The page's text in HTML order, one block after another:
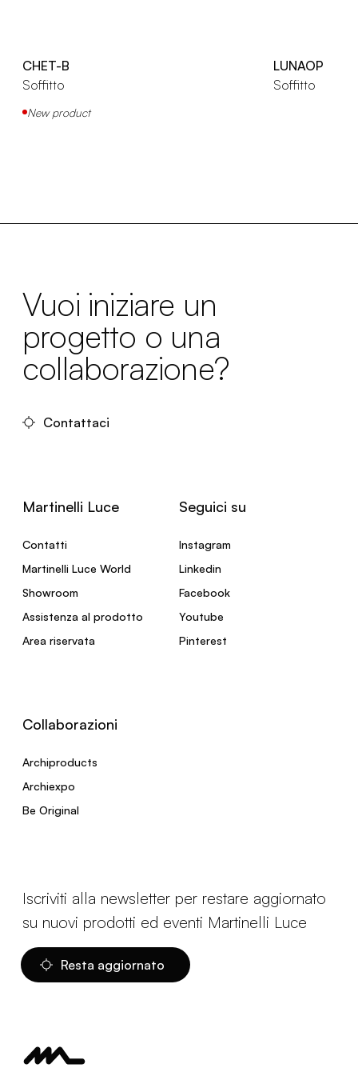
CHET-B
Soffitto
New product
LUNAOP
Soffitto
Vuoi iniziare un
progetto o una
collaborazione?
Contattaci
Martinelli Luce
Contatti
Martinelli Luce World
Showroom
Assistenza al prodotto
Area riservata
Seguici su
Instagram
Linkedin
Facebook
Youtube
Pinterest
Collaborazioni
Archiproducts
Archiexpo
Be Original
Iscriviti alla newsletter per restare aggiornato
su nuovi prodotti ed eventi Martinelli Luce
Resta aggiornato